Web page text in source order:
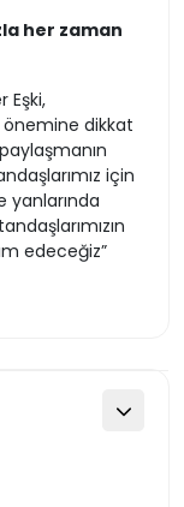
her zaman
Eşki,
dikkat
için
yanlarında
edeceğiz”